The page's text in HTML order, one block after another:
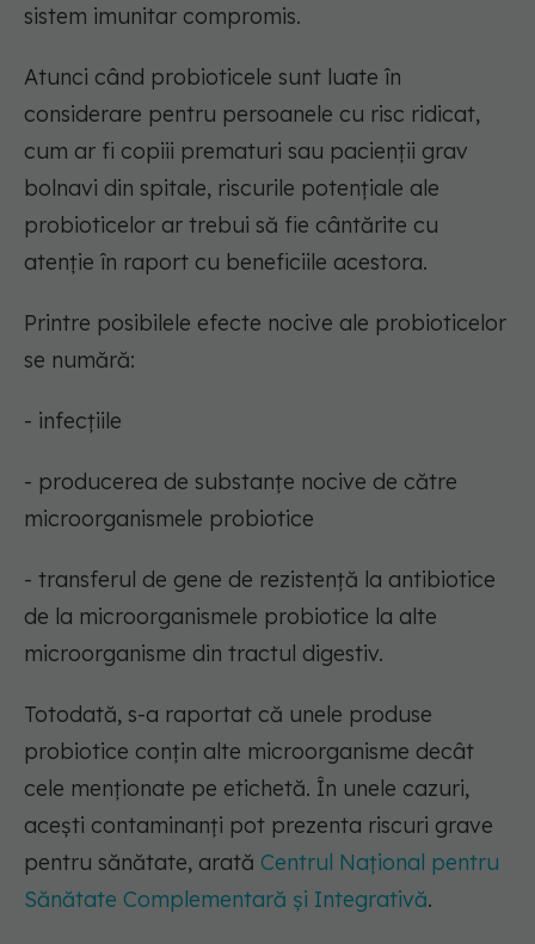
sistem imunitar compromis.
Atunci când probioticele sunt luate în
considerare pentru persoanele cu risc ridicat,
cum ar fi copiii prematuri sau pacienții grav
bolnavi din spitale, riscurile potențiale ale
probioticelor ar trebui să fie cântărite cu
atenție în raport cu beneficiile acestora.
Printre posibilele efecte nocive ale probioticelor
se numără:
- infecțiile
- producerea de substanțe nocive de către
microorganismele probiotice
- transferul de gene de rezistență la antibiotice
de la microorganismele probiotice la alte
microorganisme din tractul digestiv.
Totodată, s-a raportat că unele produse
probiotice conțin alte microorganisme decât
cele menționate pe etichetă. În unele cazuri,
acești contaminanți pot prezenta riscuri grave
pentru sănătate, arată Centrul Național pentru
Sănătate Complementară și Integrativă.